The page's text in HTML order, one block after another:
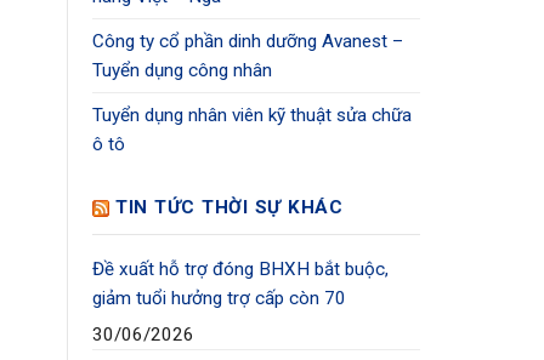
Công ty cổ phần dinh dưỡng Avanest –
Tuyển dụng công nhân
Tuyển dụng nhân viên kỹ thuật sửa chữa
ô tô
TIN TỨC THỜI SỰ KHÁC
Đề xuất hỗ trợ đóng BHXH bắt buộc,
giảm tuổi hưởng trợ cấp còn 70
30/06/2026